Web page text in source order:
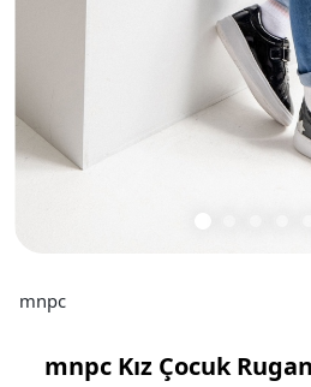
mnpc
mnpc Kız Çocuk